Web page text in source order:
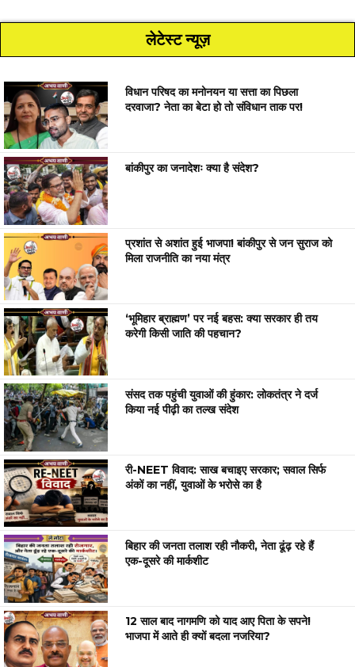
लेटेस्ट न्यूज़
विधान परिषद का मनोनयन या सत्ता का पिछला
दरवाजा? नेता का बेटा हो तो संविधान ताक पर!
बांकीपुर का जनादेशः क्या है संदेश?
प्रशांत से अशांत हुई भाजपा! बांकीपुर से जन सुराज को
मिला राजनीति का नया मंत्र
‘भूमिहार ब्राह्मण’ पर नई बहस: क्या सरकार ही तय
करेगी किसी जाति की पहचान?
संसद तक पहुंची युवाओं की हुंकार: लोकतंत्र ने दर्ज
किया नई पीढ़ी का तल्ख संदेश
री-NEET विवाद: साख बचाइए सरकार; सवाल सिर्फ
अंकों का नहीं, युवाओं के भरोसे का है
बिहार की जनता तलाश रही नौकरी, नेता ढूंढ़ रहे हैं
एक-दूसरे की मार्कशीट
12 साल बाद नागमणि को याद आए पिता के सपने!
भाजपा में आते ही क्यों बदला नजरिया?